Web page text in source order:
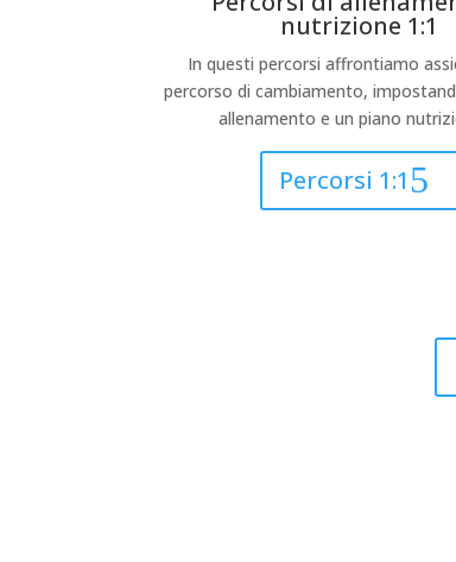
nutrizione 1:1
In questi percorsi affrontiamo
percorso di cambiamento,
allenamento e un piano
Percorsi 1:1